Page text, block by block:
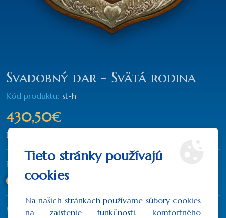
Svadobný dar - Svätá rodina
Kód produktu: st-h
430,50€
Bez DPH: 350,00€
Rozmer
33x26 cm(430,50€)
Množstvo
Tieto stránky používajú
cookies
Na našich stránkach používame súbory cookies
na zaistenie funkčnosti, komfortného